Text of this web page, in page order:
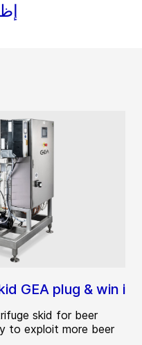
GEA plug & win i
skid for beer
to exploit more beer